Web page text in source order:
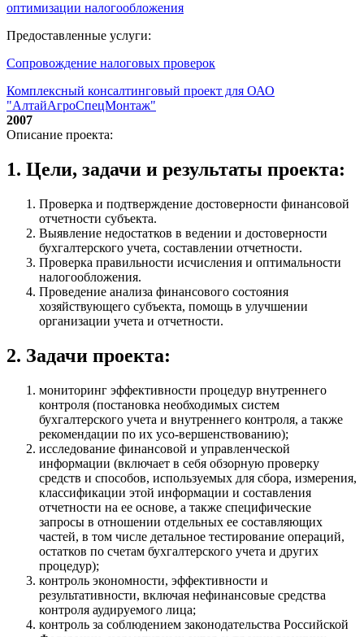
оптимизации налогообложения
Предоставленные услуги:
Сопровождение налоговых проверок
Комплексный консалтинговый проект для ОАО
"АлтайАгроСпецМонтаж"
2007
Описание проекта:
1. Цели, задачи и результаты проекта:
Проверка и подтверждение достоверности финансовой
отчетности субъекта.
Выявление недостатков в ведении и достоверности
бухгалтерского учета, составлении отчетности.
Проверка правильности исчисления и оптимальности
налогообложения.
Проведение анализа финансового состояния
хозяйствующего субъекта, помощь в улучшении
организации учета и отчетности.
2. Задачи проекта:
мониторинг эффективности процедур внутреннего
контроля (постановка необходимых систем
бухгалтерского учета и внутреннего контроля, а также
рекомендации по их усо-вершенствованию);
исследование финансовой и управленческой
информации (включает в себя обзорную проверку
средств и способов, используемых для сбора, измерения,
классификации этой информации и составления
отчетности на ее основе, а также специфические
запросы в отношении отдельных ее составляющих
частей, в том числе детальное тестирование операций,
остатков по счетам бухгалтерского учета и других
процедур);
контроль экономности, эффективности и
результативности, включая нефинансовые средства
контроля аудируемого лица;
контроль за соблюдением законодательства Российской